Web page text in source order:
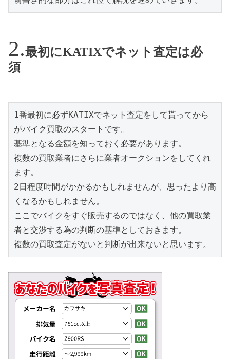
最初にKATIXでネット査定は必
須
1番最初に必ずKATIXでネット査定をして貰ってから
がバイク買取のスタートです。
基準となる金額を知っておく必要があります。
複数の買取業者にさらに業者オークションをしてくれ
ます。
2日程度時間がかかるかもしれませんが、思ったより高
くなるかもしれません。
ここでバイクをすぐ販売するのではなく、他の買取業
者と交渉する為の判断の基準としておきます。
複数の買取査定がないと判断が出来ないと思います。